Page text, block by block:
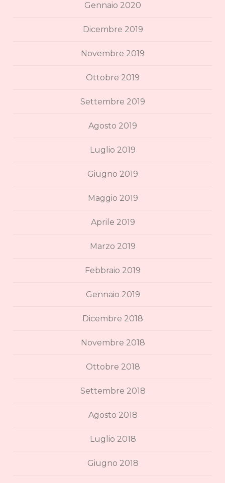
Gennaio 2020
Dicembre 2019
Novembre 2019
Ottobre 2019
Settembre 2019
Agosto 2019
Luglio 2019
Giugno 2019
Maggio 2019
Aprile 2019
Marzo 2019
Febbraio 2019
Gennaio 2019
Dicembre 2018
Novembre 2018
Ottobre 2018
Settembre 2018
Agosto 2018
Luglio 2018
Giugno 2018